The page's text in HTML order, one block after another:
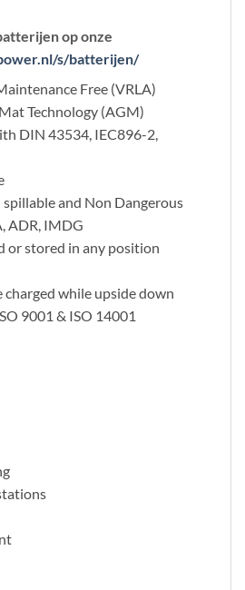
op onze
s/batterijen/
Free (VRLA)
Technology (AGM)
DIN 43534, IEC896-2,
spillable and Non Dangerous
ADR, IMDG
or stored in any position
while upside down
9001 & ISO 14001